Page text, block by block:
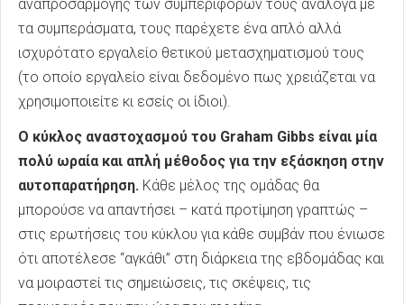
αναπροσαρμογής των συμπεριφορών τους ανάλογα με
τα συμπεράσματα, τους παρέχετε ένα απλό αλλά
ισχυρότατο εργαλείο θετικού μετασχηματισμού τους
(το οποίο εργαλείο είναι δεδομένο πως χρειάζεται να
χρησιμοποιείτε κι εσείς οι ίδιοι).
Ο κύκλος αναστοχασμού του Graham Gibbs είναι μία
πολύ ωραία και απλή μέθοδος για την εξάσκηση στην
αυτοπαρατήρηση. Κάθε μέλος της ομάδας θα
μπορούσε να απαντήσει – κατά προτίμηση γραπτώς –
στις ερωτήσεις του κύκλου για κάθε συμβάν που ένιωσε
ότι αποτέλεσε “αγκάθι” στη διάρκεια της εβδομάδας και
να μοιραστεί τις σημειώσεις, τις σκέψεις, τις